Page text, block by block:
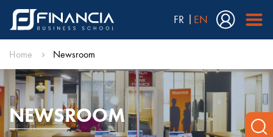
FR EN
Home Newsroom
NEWSROOM